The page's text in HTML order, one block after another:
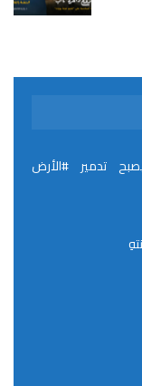
تدمير #الأرض